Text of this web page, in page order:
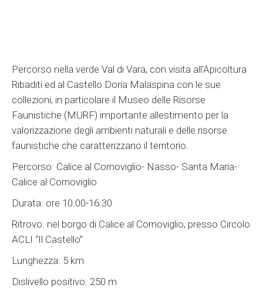
Percorso nella verde Val di Vara, con visita all’Apicoltura
Ribaditi ed al Castello Doria Malaspina con le sue
collezioni, in particolare il Museo delle Risorse
Faunistiche (MURF) importante allestimento per la
valorizzazione degli ambienti naturali e delle risorse
faunistiche che caratterizzano il territorio.
Percorso: Calice al Cornoviglio- Nasso- Santa Maria-
Calice al Cornoviglio
Durata: ore 10.00-16.30
Ritrovo: nel borgo di Calice al Cornoviglio, presso Circolo
ACLI “Il Castello”
Lunghezza: 5 km
Dislivello positivo: 250 m